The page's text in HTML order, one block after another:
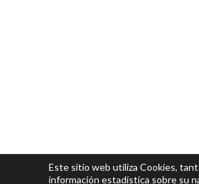
Este sitio web utiliza Cookies,
información estadística sobre su